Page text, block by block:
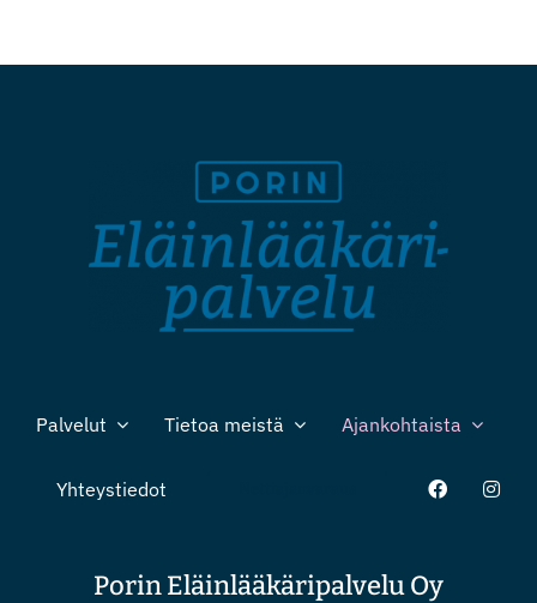
Palvelut Tietoa meistä Ajankohtaista
Yhteystiedot
Porin Eläinlääkäripalvelu Oy